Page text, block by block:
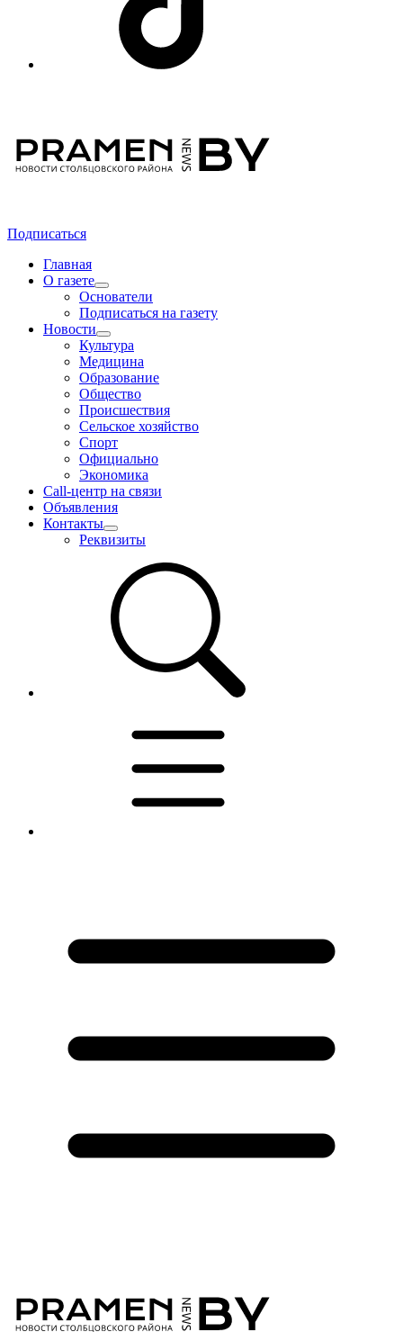
Подписаться
Главная
О газете
Основатели
Подписаться на газету
Новости
Культура
Медицина
Образование
Общество
Происшествия
Сельское хозяйство
Спорт
Официально
Экономика
Call-центр на связи
Объявления
Контакты
Реквизиты